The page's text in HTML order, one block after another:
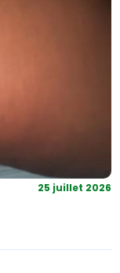
25 juillet 2026